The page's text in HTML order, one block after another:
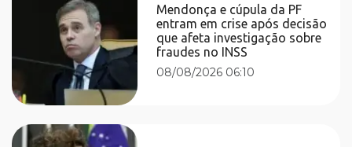
Mendonça e cúpula da PF
entram em crise após decisão
que afeta investigação sobre
fraudes no INSS
08/08/2026 06:10